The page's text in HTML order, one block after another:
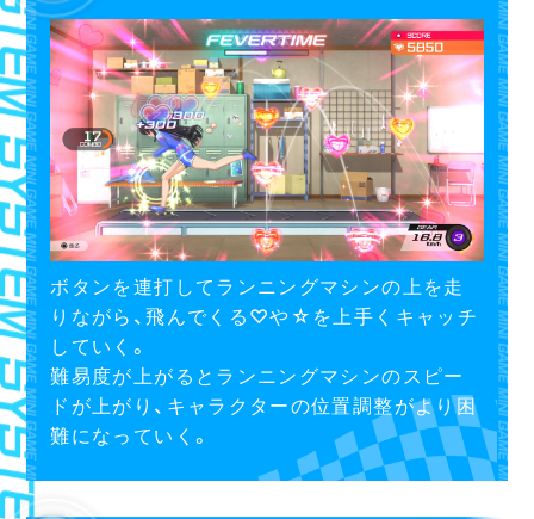
ボタンを連打してランニングマシンの上を走
りながら、飛んでくる♡や☆を上手くキャッチ
していく。
難易度が上がるとランニングマシンのスピー
ドが上がり、キャラクターの位置調整がより困
難になっていく。